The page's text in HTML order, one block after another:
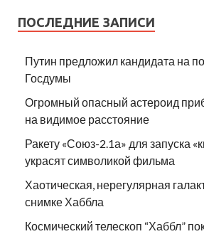
ПОСЛЕДНИЕ ЗАПИСИ
Путин предложил кандидата на
Госдумы
Огромный опасный астероид
на видимое расстояние
Ракету «Союз-2.1а» для запуска
украсят символикой фильма
Хаотическая, нерегулярная
снимке Хаббла
Космический телескоп “Хаббл”